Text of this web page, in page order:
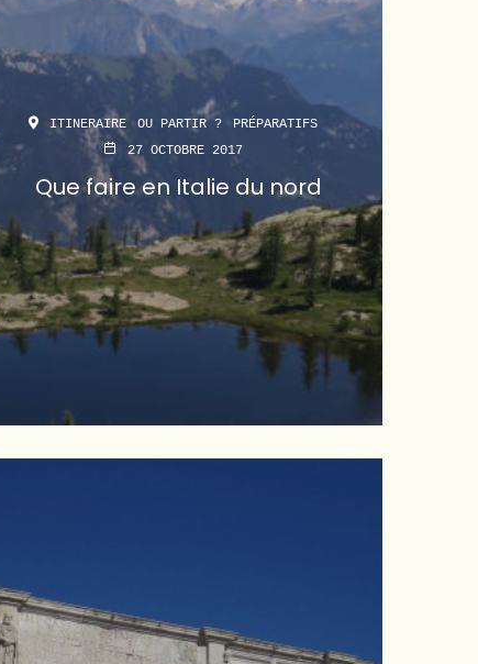
ITINERAIRE OU PARTIR ?
PRÉPARATIFS
27 OCTOBRE 2017
Que faire en Italie du nord